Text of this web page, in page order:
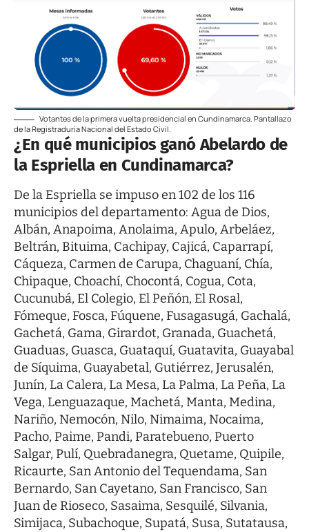
Votantes de la primera vuelta presidencial en Cundinamarca. Pantallazo
de la Registraduría Nacional del Estado Civil.
¿En qué municipios ganó Abelardo de
la Espriella en Cundinamarca?
De la Espriella se impuso en 102 de los 116
municipios del departamento: Agua de Dios,
Albán, Anapoima, Anolaima, Apulo, Arbeláez,
Beltrán, Bituima, Cachipay, Cajicá, Caparrapí,
Cáqueza, Carmen de Carupa, Chaguaní, Chía,
Chipaque, Choachí, Chocontá, Cogua, Cota,
Cucunubá, El Colegio, El Peñón, El Rosal,
Fómeque, Fosca, Fúquene, Fusagasugá, Gachalá,
Gachetá, Gama, Girardot, Granada, Guachetá,
Guaduas, Guasca, Guataquí, Guatavita, Guayabal
de Síquima, Guayabetal, Gutiérrez, Jerusalén,
Junín, La Calera, La Mesa, La Palma, La Peña, La
Vega, Lenguazaque, Machetá, Manta, Medina,
Nariño, Nemocón, Nilo, Nimaima, Nocaima,
Pacho, Paime, Pandi, Paratebueno, Puerto
Salgar, Pulí, Quebradanegra, Quetame, Quipile,
Ricaurte, San Antonio del Tequendama, San
Bernardo, San Cayetano, San Francisco, San
Juan de Rioseco, Sasaima, Sesquilé, Silvania,
Simijaca, Subachoque, Supatá, Susa, Sutatausa,